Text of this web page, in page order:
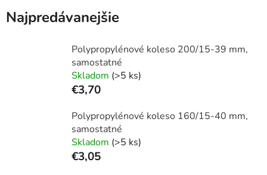
Najpredávanejšie
Polypropylénové koleso 200/15-39 mm,
samostatné
Skladom (>5 ks)
€3,70
Polypropylénové koleso 160/15-40 mm,
samostatné
Skladom (>5 ks)
€3,05